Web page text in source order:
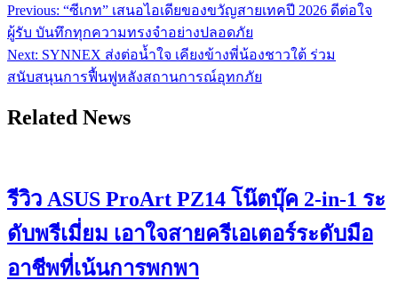
แนะแนว
เรื่อง
Previous: “ซีเกท” เสนอไอเดียของขวัญสายเทคปี 2026 ดีต่อใจ
ผู้รับ บันทึกทุกความทรงจำอย่างปลอดภัย
Next: SYNNEX ส่งต่อน้ำใจ เคียงข้างพี่น้องชาวใต้ ร่วม
สนับสนุนการฟื้นฟูหลังสถานการณ์อุทกภัย
Related News
รีวิว ASUS ProArt PZ14 โน๊ตบุ๊ค 2-in-1 ระ
ดับพรีเมี่ยม เอาใจสายครีเอเตอร์ระดับมือ
อาชีพที่เน้นการพกพา